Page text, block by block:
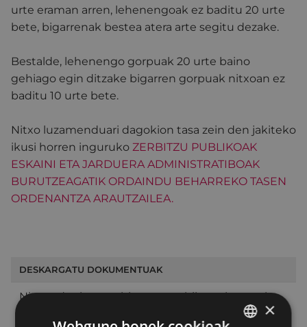
urte eraman arren, lehenengoak ez baditu 20 urte
bete, bigarrenak bestea atera arte segitu dezake.
Bestalde, lehenengo gorpuak 20 urte baino
gehiago egin ditzake bigarren gorpuak nitxoan ez
baditu 10 urte bete.
Nitxo luzamenduari dagokion tasa zein den jakiteko
ikusi horren inguruko ZERBITZU PUBLIKOAK
ESKAINI ETA JARDUERA ADMINISTRATIBOAK
BURUTZEAGATIK ORDAINDU BEHARREKO TASEN
ORDENANTZA ARAUTZAILEA.
DESKARGATU DOKUMENTUAK
Nitxoa denbora gehiagoan erabiltzen lagatzeko
×